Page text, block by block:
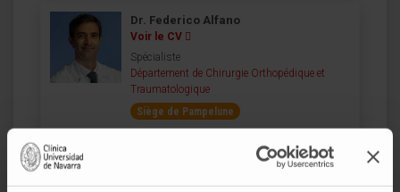
Dr. Federico Alfano
Voir le CV
Spécialiste
Département de Chirurgie Orthopédique et
Traumatologique
Siège de Pampelune
Dr. Jesús Dámaso Aquerreta Beola
Voir le CV